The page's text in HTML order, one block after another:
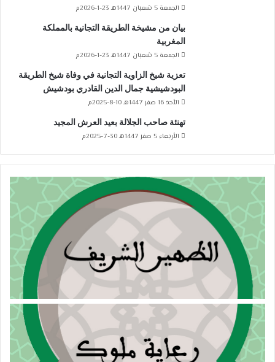
الجمعة 5 شعبان 1447هـ 23-1-2026م
بيان من مشيخة الطريقة التجانية بالمملكة
المغربية
الجمعة 5 شعبان 1447هـ 23-1-2026م
تعزية شيخ الزاوية التجانية في وفاة شيخ الطريقة
البودشيشية جمال الدين القادري بودشيش
الأحد 16 صفر 1447هـ 10-8-2025م
تهنئة صاحب الجلالة بعيد العرش المجيد
الأربعاء 5 صفر 1447هـ 30-7-2025م